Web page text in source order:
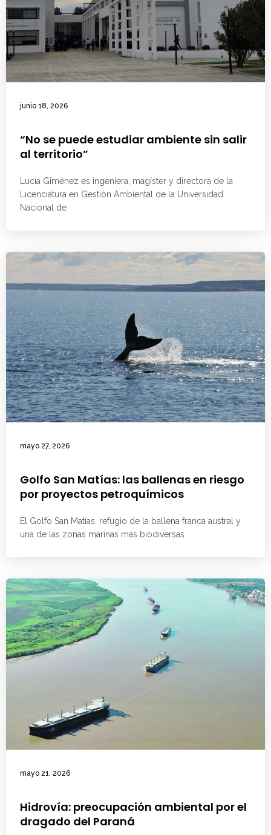
junio 18, 2026
“No se puede estudiar ambiente sin salir
al territorio”
Lucía Giménez es ingeniera, magíster y directora de la
Licenciatura en Gestión Ambiental de la Universidad
Nacional de
mayo 27, 2026
Golfo San Matías: las ballenas en riesgo
por proyectos petroquímicos
El Golfo San Matías, refugio de la ballena franca austral y
una de las zonas marinas más biodiversas
mayo 21, 2026
Hidrovía: preocupación ambiental por el
dragado del Paraná